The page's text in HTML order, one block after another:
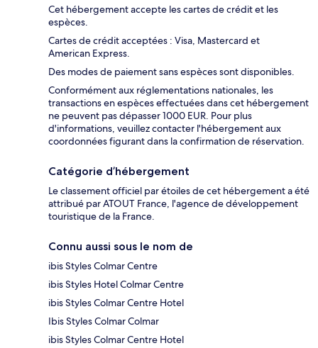
Cet hébergement accepte les cartes de crédit et les
espèces.
Cartes de crédit acceptées : Visa, Mastercard et
American Express.
Des modes de paiement sans espèces sont disponibles.
Conformément aux réglementations nationales, les
transactions en espèces effectuées dans cet hébergement
ne peuvent pas dépasser 1000 EUR. Pour plus
d'informations, veuillez contacter l'hébergement aux
coordonnées figurant dans la confirmation de réservation.
Catégorie d’hébergement
Le classement officiel par étoiles de cet hébergement a été
attribué par ATOUT France, l'agence de développement
touristique de la France.
Connu aussi sous le nom de
ibis Styles Colmar Centre
ibis Styles Hotel Colmar Centre
ibis Styles Colmar Centre Hotel
Ibis Styles Colmar Colmar
ibis Styles Colmar Centre Hotel